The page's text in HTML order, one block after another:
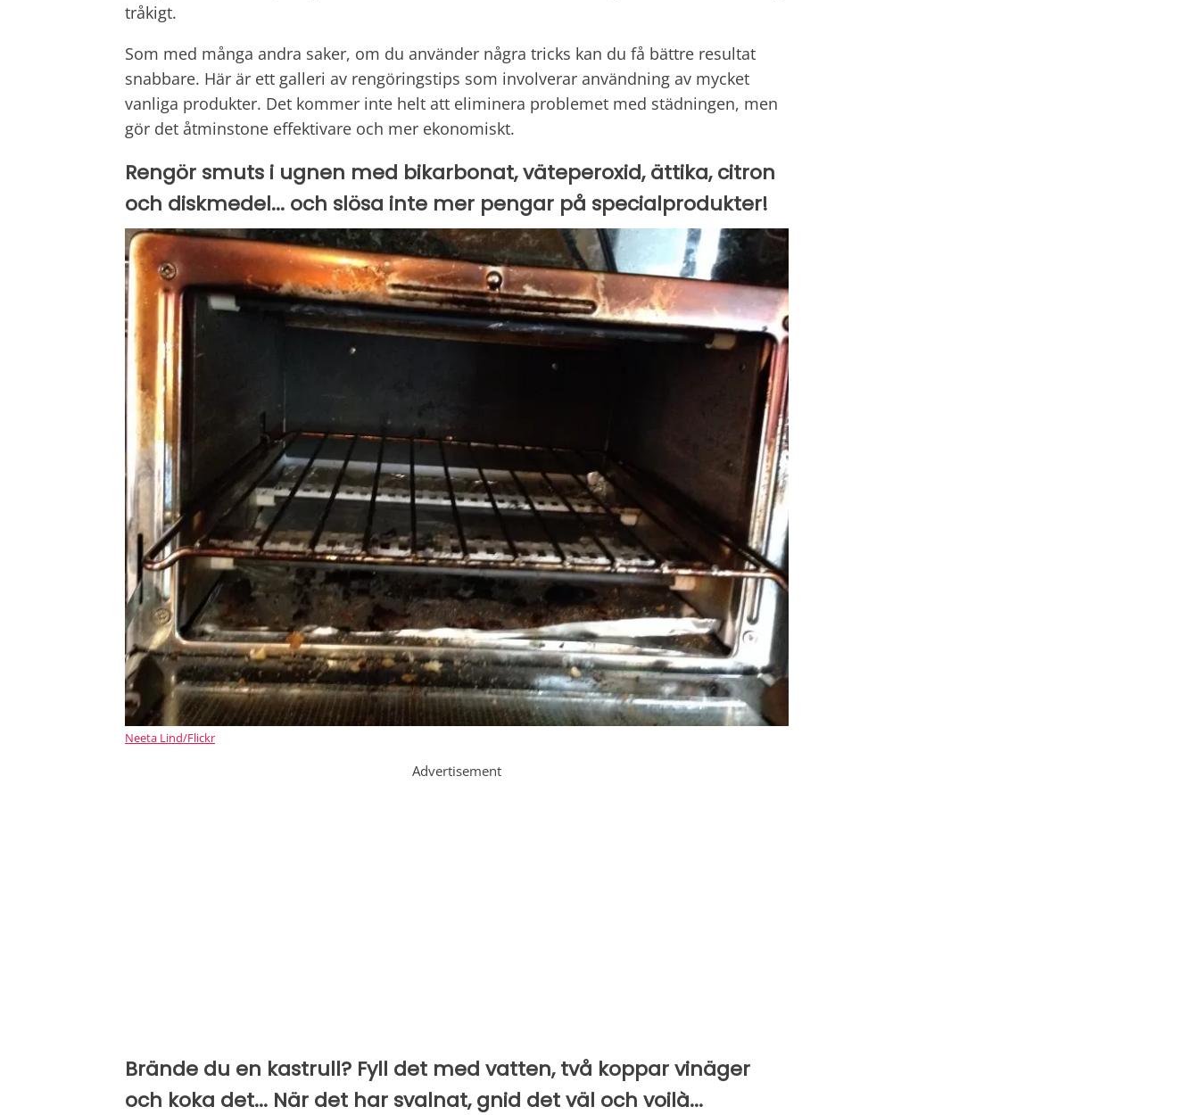
tråkigt.
Som med många andra saker, om du använder några tricks kan du få bättre resultat
snabbare. Här är ett galleri av rengöringstips som involverar användning av mycket
vanliga produkter. Det kommer inte helt att eliminera problemet med städningen, men
gör det åtminstone effektivare och mer ekonomiskt.
Rengör smuts i ugnen med bikarbonat, väteperoxid, ättika, citron
och diskmedel... och slösa inte mer pengar på specialprodukter!
Neeta Lind/Flickr
Advertisement
Brände du en kastrull? Fyll det med vatten, två koppar vinäger
och koka det... När det har svalnat, gnid det väl och voilà...